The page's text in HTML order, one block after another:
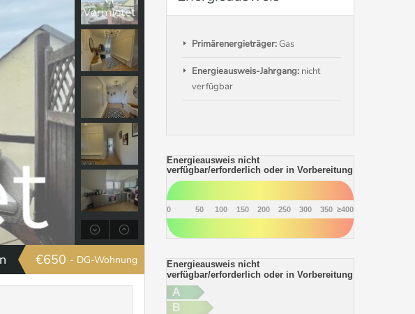
€650 - DG-Wohnung
Primärenergieträger:Gas
Energieausweis-Jahrgang: nicht
verfügbar
Energieausweis nicht
verfügbar/erforderlich oder in Vorbereitung
0 50 100 150 200 250 300 350 ≥400
Energieausweis nicht
verfügbar/erforderlich oder in Vorbereitung
A
B